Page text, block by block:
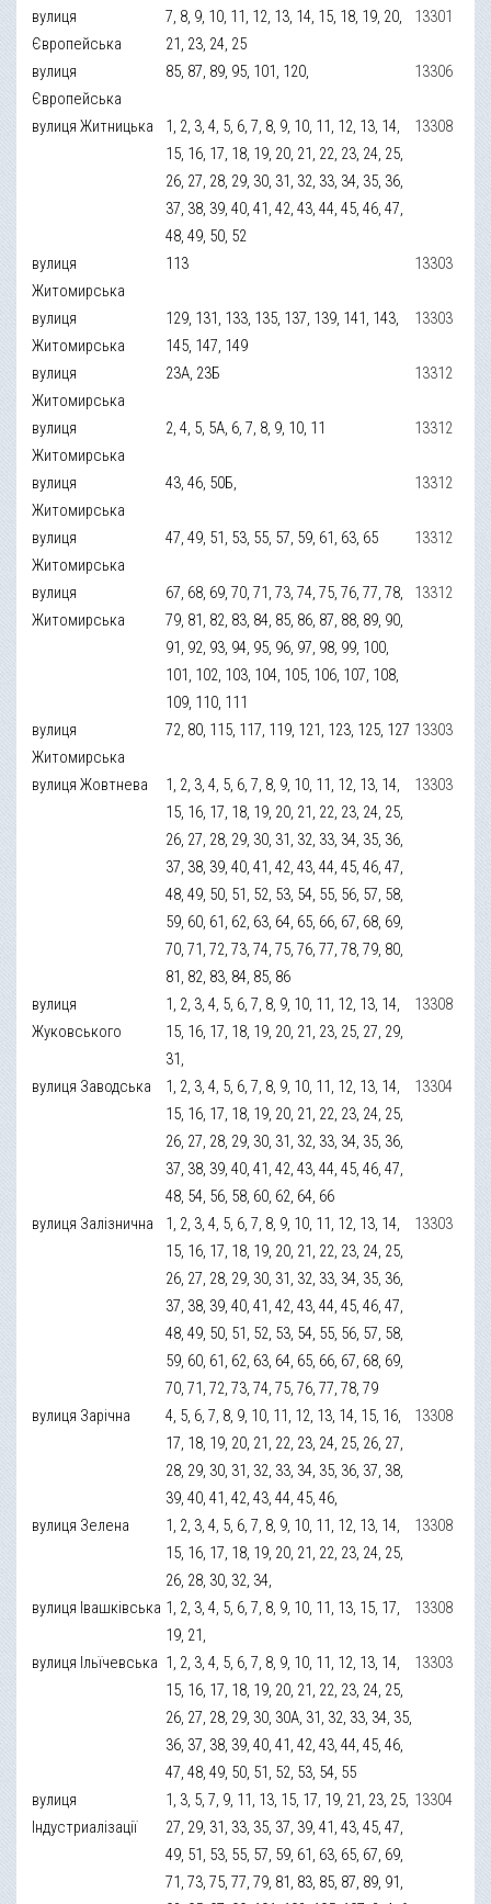
вулиця
Європейська
7, 8, 9, 10, 11, 12, 13, 14, 15, 18, 19, 20,
21, 23, 24, 25
13301
вулиця
Європейська
85, 87, 89, 95, 101, 120, 13306
вулиця Житницька
1, 2, 3, 4, 5, 6, 7, 8, 9, 10, 11, 12, 13, 14,
15, 16, 17, 18, 19, 20, 21, 22, 23, 24, 25,
26, 27, 28, 29, 30, 31, 32, 33, 34, 35, 36,
37, 38, 39, 40, 41, 42, 43, 44, 45, 46, 47,
48, 49, 50, 52
13308
вулиця
Житомирська
113 13303
вулиця
Житомирська
129, 131, 133, 135, 137, 139, 141, 143,
145, 147, 149
13303
вулиця
Житомирська
23А, 23Б 13312
вулиця
Житомирська
2, 4, 5, 5А, 6, 7, 8, 9, 10, 11 13312
вулиця
Житомирська
43, 46, 50Б, 13312
вулиця
Житомирська
47, 49, 51, 53, 55, 57, 59, 61, 63, 65 13312
вулиця
Житомирська
67, 68, 69, 70, 71, 73, 74, 75, 76, 77, 78,
79, 81, 82, 83, 84, 85, 86, 87, 88, 89, 90,
91, 92, 93, 94, 95, 96, 97, 98, 99, 100,
101, 102, 103, 104, 105, 106, 107, 108,
109, 110, 111
13312
вулиця
Житомирська
72, 80, 115, 117, 119, 121, 123, 125, 127 13303
вулиця Жовтнева
1, 2, 3, 4, 5, 6, 7, 8, 9, 10, 11, 12, 13, 14,
15, 16, 17, 18, 19, 20, 21, 22, 23, 24, 25,
26, 27, 28, 29, 30, 31, 32, 33, 34, 35, 36,
37, 38, 39, 40, 41, 42, 43, 44, 45, 46, 47,
48, 49, 50, 51, 52, 53, 54, 55, 56, 57, 58,
59, 60, 61, 62, 63, 64, 65, 66, 67, 68, 69,
70, 71, 72, 73, 74, 75, 76, 77, 78, 79, 80,
81, 82, 83, 84, 85, 86
13303
вулиця
Жуковського
1, 2, 3, 4, 5, 6, 7, 8, 9, 10, 11, 12, 13, 14,
15, 16, 17, 18, 19, 20, 21, 23, 25, 27, 29,
31,
13308
вулиця Заводська
1, 2, 3, 4, 5, 6, 7, 8, 9, 10, 11, 12, 13, 14,
15, 16, 17, 18, 19, 20, 21, 22, 23, 24, 25,
26, 27, 28, 29, 30, 31, 32, 33, 34, 35, 36,
37, 38, 39, 40, 41, 42, 43, 44, 45, 46, 47,
48, 54, 56, 58, 60, 62, 64, 66
13304
вулиця Залізнична
1, 2, 3, 4, 5, 6, 7, 8, 9, 10, 11, 12, 13, 14,
15, 16, 17, 18, 19, 20, 21, 22, 23, 24, 25,
26, 27, 28, 29, 30, 31, 32, 33, 34, 35, 36,
37, 38, 39, 40, 41, 42, 43, 44, 45, 46, 47,
48, 49, 50, 51, 52, 53, 54, 55, 56, 57, 58,
59, 60, 61, 62, 63, 64, 65, 66, 67, 68, 69,
70, 71, 72, 73, 74, 75, 76, 77, 78, 79
13303
вулиця Зарічна
4, 5, 6, 7, 8, 9, 10, 11, 12, 13, 14, 15, 16,
17, 18, 19, 20, 21, 22, 23, 24, 25, 26, 27,
28, 29, 30, 31, 32, 33, 34, 35, 36, 37, 38,
39, 40, 41, 42, 43, 44, 45, 46,
13308
вулиця Зелена
1, 2, 3, 4, 5, 6, 7, 8, 9, 10, 11, 12, 13, 14,
15, 16, 17, 18, 19, 20, 21, 22, 23, 24, 25,
26, 28, 30, 32, 34,
13308
вулиця Івашківська 1, 2, 3, 4, 5, 6, 7, 8, 9, 10, 11, 13, 15, 17,
19, 21,
13308
вулиця Ільїчевська 1, 2, 3, 4, 5, 6, 7, 8, 9, 10, 11, 12, 13, 14,
15, 16, 17, 18, 19, 20, 21, 22, 23, 24, 25,
26, 27, 28, 29, 30, 30А, 31, 32, 33, 34, 35,
36, 37, 38, 39, 40, 41, 42, 43, 44, 45, 46,
47, 48, 49, 50, 51, 52, 53, 54, 55
13303
вулиця
Індустриалізації
1, 3, 5, 7, 9, 11, 13, 15, 17, 19, 21, 23, 25,
27, 29, 31, 33, 35, 37, 39, 41, 43, 45, 47,
49, 51, 53, 55, 57, 59, 61, 63, 65, 67, 69,
71, 73, 75, 77, 79, 81, 83, 85, 87, 89, 91,
13304